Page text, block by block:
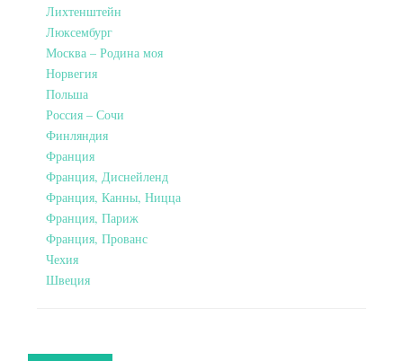
Лихтенштейн
Люксембург
Москва – Родина моя
Норвегия
Польша
Россия – Сочи
Финляндия
Франция
Франция, Диснейленд
Франция, Канны, Ницца
Франция, Париж
Франция, Прованс
Чехия
Швеция